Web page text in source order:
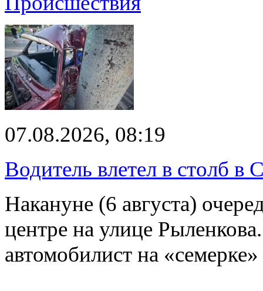
07.08.2026, 08:19
Водитель влетел в столб в
Накануне (6 августа)
центре на улице
автомобилист на